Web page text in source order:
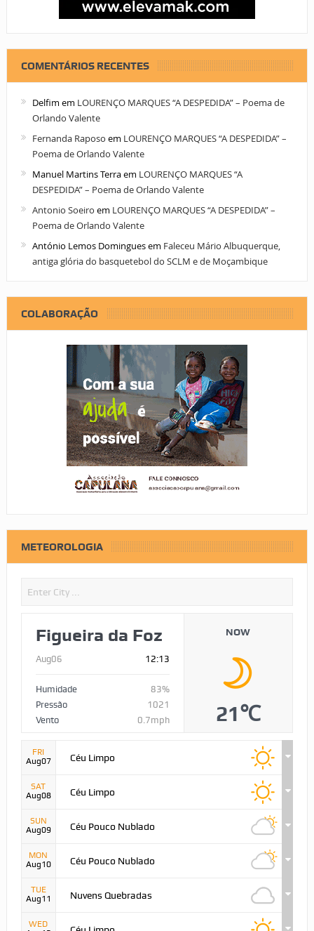
COMENTÁRIOS RECENTES
Delfim em LOURENÇO MARQUES “A DESPEDIDA” – Poema de
Orlando Valente
Fernanda Raposo em LOURENÇO MARQUES “A DESPEDIDA” –
Poema de Orlando Valente
Manuel Martins Terraem LOURENÇO MARQUES “A
DESPEDIDA” – Poema de Orlando Valente
Antonio Soeiro em LOURENÇO MARQUES “A DESPEDIDA” –
Poema de Orlando Valente
António Lemos Dominguesem Faleceu Mário Albuquerque,
antiga glória do basquetebol do SCLM e de Moçambique
COLABORAÇÃO
METEOROLOGIA
Figueira da Foz
Aug06 12:13
Humidade
83%
Pressão
1021
Vento
0.7mph
NOW
21℃
FRI
Aug07
Céu Limpo
SAT
Aug08
Céu Limpo
SUN
Aug09
Céu Pouco Nublado
MON
Aug10
Céu Pouco Nublado
TUE
Aug11
Nuvens Quebradas
WED